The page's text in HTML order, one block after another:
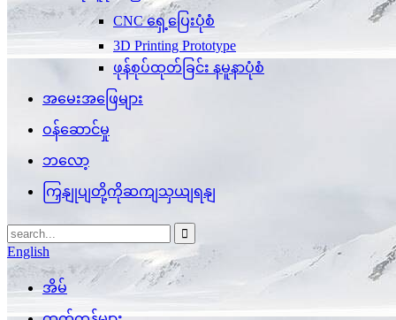
CNC ရှေ့ပြေးပုံစံ
3D Printing Prototype
ဖုန်စုပ်ထုတ်ခြင်း နမူနာပုံစံ
အမေးအဖြေများ
ဝန်ဆောင်မှု
ဘလော့
ကြှနျုပျတို့ကိုဆကျသှယျရနျ
English
အိမ်